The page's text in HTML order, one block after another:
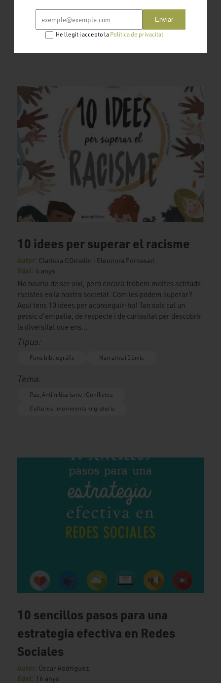
Enviar
He llegit i accepto la Política de privacitat
Pau, Antimilitarisme i Conflictes Drets
10 idees per superar el racisme
Autor: Clarissa COrradin i Eleonora Fornasari
Edat: 4 anys
No hauria de ser així, però encara trobem moltes actituds
racistes en la nostra societat. Com les podem superar?
Aquí tens 10 idees per aconseguir-ho! Tan sols cal un
pessic d'empatia, de respecte i de curiositat per descobrir
la diversitat que ens...
Tipus:
Fons bibliogràfic Narrativa i Còmic
Tema:
Pau, Antimilitarisme i Conflictes
Cultures i moviments migratoris
10 sencillos pasos para una
estrategia efectiva en Redes
Sociales
Autor: Óscar Rodríguez
Edat: 16 anys